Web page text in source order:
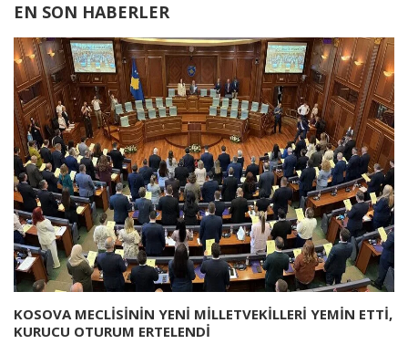
EN SON HABERLER
KOSOVA MECLİSİNİN YENİ MİLLETVEKİLLERİ YEMİN ETTİ,
KURUCU OTURUM ERTELENDİ